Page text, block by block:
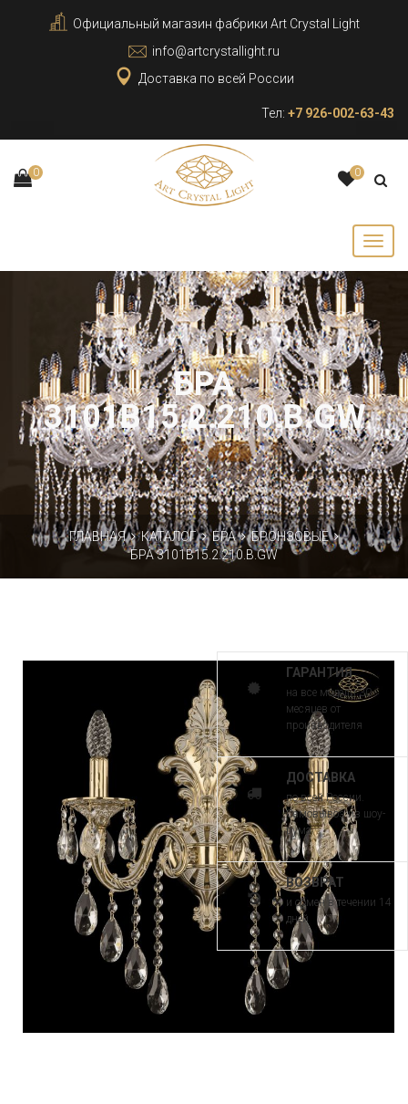
Официальный магазин фабрики Art Crystal Light
info@artcrystallight.ru
Доставка по всей России
Тел: +7 926-002-63-43
0 0
БРА
3101B15.2.210.B.GW
ГЛАВНАЯ КАТАЛОГ БРА
БРОНЗОВЫЕ
БРА 3101B15.2.210.B.GW
ГАРАНТИЯ
на все модели 30
месяцев от
производителя
ДОСТАВКА
по всей России.
Самовывоз из шоу-
рума
ВОЗВРАТ
и обмен в течении 14
дней